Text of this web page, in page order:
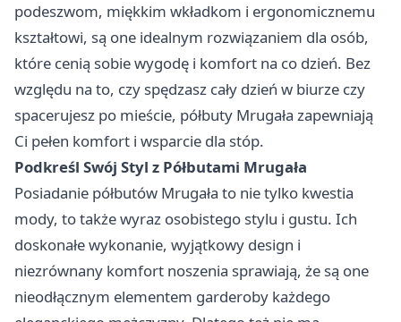
podeszwom, miękkim wkładkom i ergonomicznemu
kształtowi, są one idealnym rozwiązaniem dla osób,
które cenią sobie wygodę i komfort na co dzień. Bez
względu na to, czy spędzasz cały dzień w biurze czy
spacerujesz po mieście, półbuty Mrugała zapewniają
Ci pełen komfort i wsparcie dla stóp.
Podkreśl Swój Styl z Półbutami Mrugała
Posiadanie półbutów Mrugała to nie tylko kwestia
mody, to także wyraz osobistego stylu i gustu. Ich
doskonałe wykonanie, wyjątkowy design i
niezrównany komfort noszenia sprawiają, że są one
nieodłącznym elementem garderoby każdego